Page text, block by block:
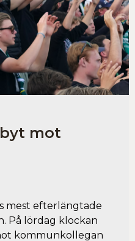
mot
mest efterlängtade
På lördag klockan
kommunkollegan